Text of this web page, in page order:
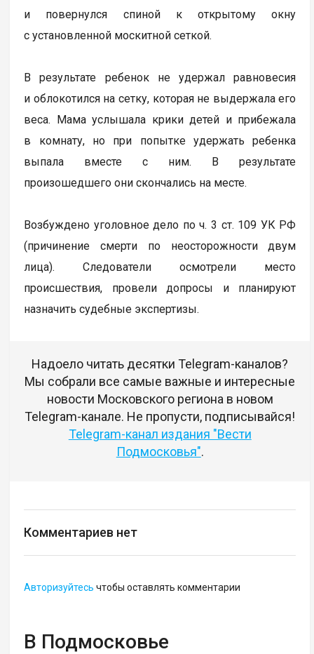
и повернулся спиной к открытому окну
с установленной москитной сеткой.
В результате ребенок не удержал равновесия
и облокотился на сетку, которая не выдержала его
веса. Мама услышала крики детей и прибежала
в комнату, но при попытке удержать ребенка
выпала вместе с ним. В результате
произошедшего они скончались на месте.
Возбуждено уголовное дело по ч. 3 ст. 109 УК РФ
(причинение смерти по неосторожности двум
лица). Следователи осмотрели место
происшествия, провели допросы и планируют
назначить судебные экспертизы.
Надоело читать десятки Telegram-каналов?
Мы собрали все самые важные и интересные
новости Московского региона в новом
Telegram-канале. Не пропусти, подписывайся!
Telegram-канал издания "Вести
Подмосковья".
Комментариев нет
Авторизуйтесь чтобы оставлять комментарии
В Подмосковье